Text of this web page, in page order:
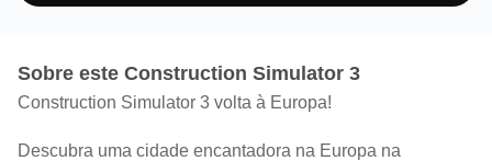
Sobre este Construction Simulator 3
Construction Simulator 3 volta à Europa!
Descubra uma cidade encantadora na Europa na